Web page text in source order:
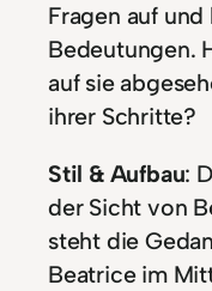
Fragen auf
Bedeutungen.
auf sie
ihrer Schritte?
Stil & Aufbau:
der Sicht von
steht die
Beatrice im